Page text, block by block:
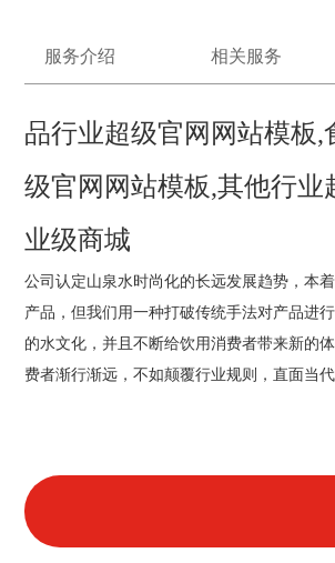
服务介绍 相关服务
品行业超级官网网站模板
级官网网站模板,其他行
业级商城
公司认定山泉水时尚化的长远发展趋势，本
产品，但我们用一种打破传统手法对产品进
的水文化，并且不断给饮用消费者带来新的
费者渐行渐远，不如颠覆行业规则，直面当